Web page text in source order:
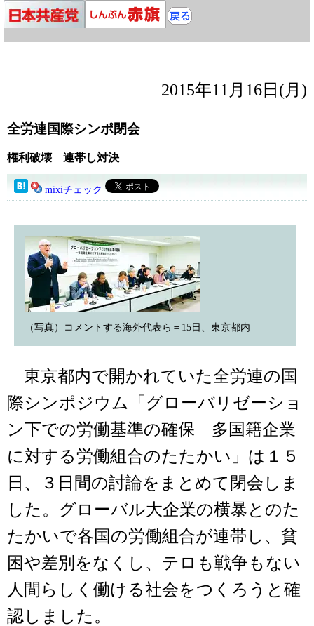
2015年11月16日(月)
全労連国際シンポ閉会
権利破壊 連帯し対決
mixiチェック
（写真）コメントする海外代表ら＝15日、東京都内
東京都内で開かれていた全労連の国
際シンポジウム「グローバリゼーショ
ン下での労働基準の確保 多国籍企業
に対する労働組合のたたかい」は１５
日、３日間の討論をまとめて閉会しま
した。グローバル大企業の横暴とのた
たかいで各国の労働組合が連帯し、貧
困や差別をなくし、テロも戦争もない
人間らしく働ける社会をつくろうと確
認しました。